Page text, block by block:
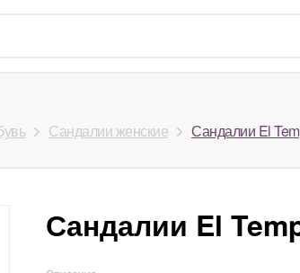
Сандалии женские Сандалии El
Сандалии El